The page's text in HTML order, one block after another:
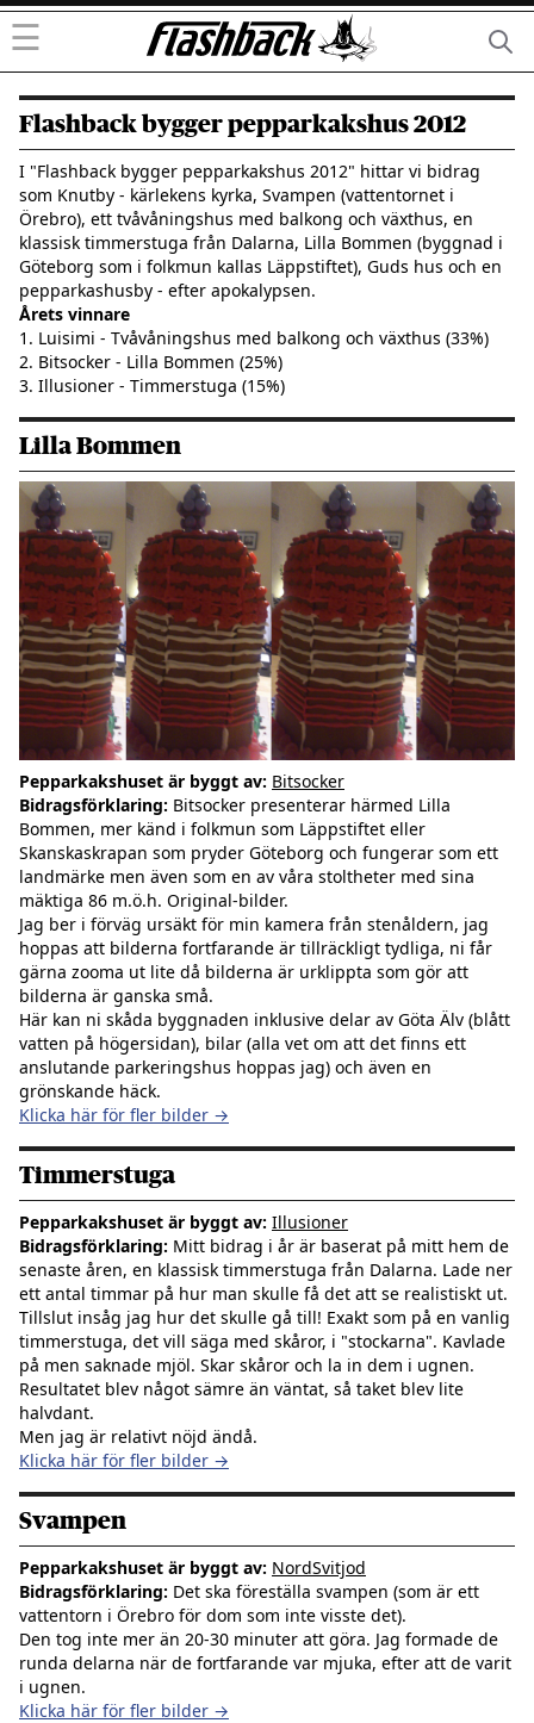
☰
Flashback bygger pepparkakshus2012
I "Flashback bygger pepparkakshus 2012" hittar vi bidrag
som Knutby - kärlekens kyrka, Svampen (vattentornet i
Örebro), ett tvåvåningshus med balkong och växthus, en
klassisk timmerstuga från Dalarna, Lilla Bommen (byggnad i
Göteborg som i folkmun kallas Läppstiftet), Guds hus och en
pepparkashusby - efter apokalypsen.
Årets vinnare
1. Luisimi - Tvåvåningshus med balkong och växthus (33%)
2. Bitsocker - Lilla Bommen (25%)
3. Illusioner - Timmerstuga (15%)
Lilla Bommen
Pepparkakshuset är byggt av: Bitsocker
Bidragsförklaring: Bitsocker presenterar härmed Lilla
Bommen, mer känd i folkmun som Läppstiftet eller
Skanskaskrapan som pryder Göteborg och fungerar som ett
landmärke men även som en av våra stoltheter med sina
mäktiga 86 m.ö.h. Original-bilder.
Jag ber i förväg ursäkt för min kamera från stenåldern, jag
hoppas att bilderna fortfarande är tillräckligt tydliga, ni får
gärna zooma ut lite då bilderna är urklippta som gör att
bilderna är ganska små.
Här kan ni skåda byggnaden inklusive delar av Göta Älv (blått
vatten på högersidan), bilar (alla vet om att det finns ett
anslutande parkeringshus hoppas jag) och även en
grönskande häck.
Klicka här för fler bilder →
Timmerstuga
Pepparkakshuset är byggt av: Illusioner
Bidragsförklaring: Mitt bidrag i år är baserat på mitt hem de
senaste åren, en klassisk timmerstuga från Dalarna. Lade ner
ett antal timmar på hur man skulle få det att se realistiskt ut.
Tillslut insåg jag hur det skulle gå till! Exakt som på en vanlig
timmerstuga, det vill säga med skåror, i "stockarna". Kavlade
på men saknade mjöl. Skar skåror och la in dem i ugnen.
Resultatet blev något sämre än väntat, så taket blev lite
halvdant.
Men jag är relativt nöjd ändå.
Klicka här för fler bilder →
Svampen
Pepparkakshuset är byggt av: NordSvitjod
Bidragsförklaring: Det ska föreställa svampen (som är ett
vattentorn i Örebro för dom som inte visste det).
Den tog inte mer än 20-30 minuter att göra. Jag formade de
runda delarna när de fortfarande var mjuka, efter att de varit
i ugnen.
Klicka här för fler bilder →